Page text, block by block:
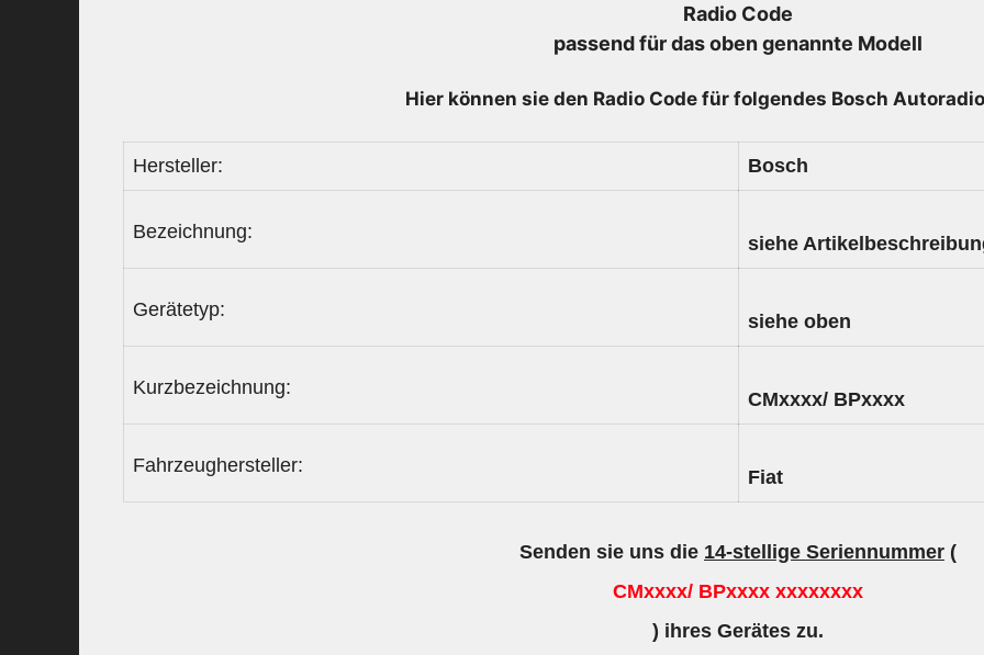
-
7355109990
Radio Code
passend für das oben genannte Modell
Hier können sie den RadioCode für folgendes Bosch
Hersteller: Bosch
Bezeichnung:
siehe
Gerätetyp:
siehe oben
Kurzbezeichnung:
CMxxxx/ BPxxxx
Fahrzeughersteller:
Fiat
Senden sie uns die 14-stellige Seriennummer (
CMxxxx/ BPxxxx xxxxxxxx
) ihres Gerätes zu.